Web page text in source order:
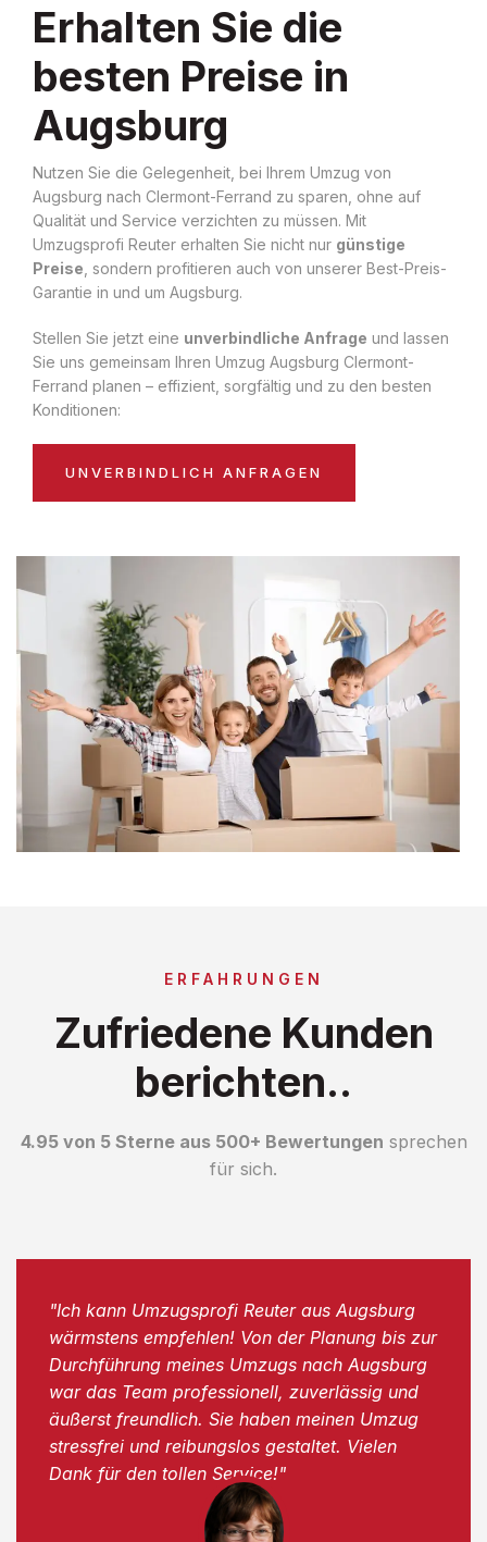
Erhalten Sie die
besten Preise in
Augsburg
Nutzen Sie die Gelegenheit, bei Ihrem Umzug von
Augsburg nach Clermont-Ferrand zu sparen, ohne auf
Qualität und Service verzichten zu müssen. Mit
Umzugsprofi Reuter erhalten Sie nicht nur günstige
Preise , sondern profitieren auch von unserer Best-Preis-
Garantie in und um Augsburg.
Stellen Sie jetzt eine unverbindliche Anfrage und lassen
Sie uns gemeinsam Ihren Umzug Augsburg Clermont-
Ferrand planen – effizient, sorgfältig und zu den besten
Konditionen:
UNVERBINDLICH ANFRAGEN
ERFAHRUNGEN
Zufriedene Kunden
berichten..
4.95 von 5 Sterne aus 500+ Bewertungen sprechen
für sich.
"Ich kann Umzugsprofi Reuter aus Augsburg
wärmstens empfehlen! Von der Planung bis zur
Durchführung meines Umzugs nach Augsburg
war das Team professionell, zuverlässig und
äußerst freundlich. Sie haben meinen Umzug
stressfrei und reibungslos gestaltet. Vielen
Dank für den tollen Service!"